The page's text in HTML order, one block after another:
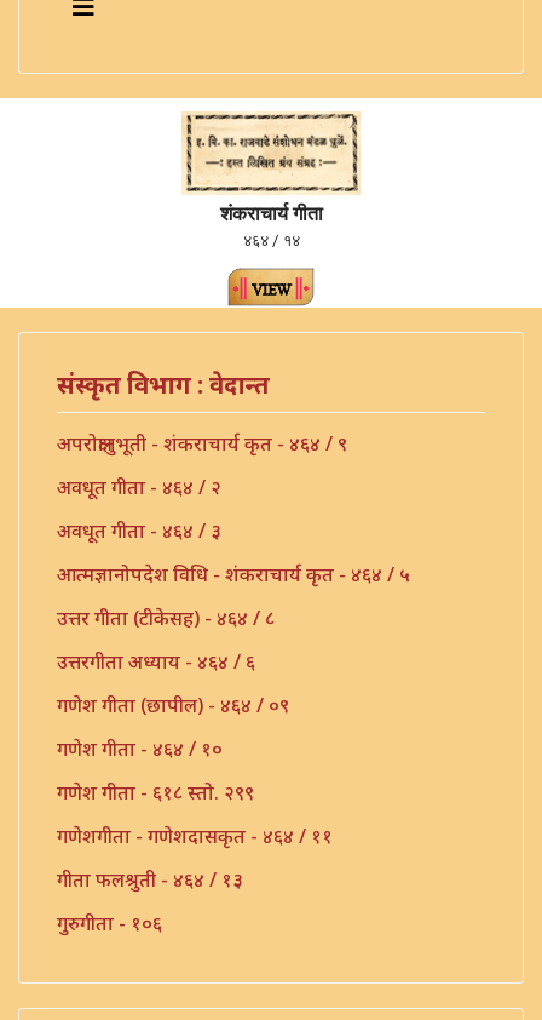
शंकराचार्य गीता
४६४ / १४
संस्कृत विभाग : वेदान्त
अपरोक्षानुभूती - शंकराचार्य कृत - ४६४ / ९
अवधूत गीता - ४६४ / २
अवधूत गीता - ४६४ / ३
आत्मज्ञानोपदेश विधि - शंकराचार्य कृत - ४६४ / ५
उत्तर गीता (टीकेसह) - ४६४ / ८
उत्तरगीता अध्याय - ४६४ / ६
गणेश गीता (छापील) - ४६४ / ०९
गणेश गीता - ४६४ / १०
गणेश गीता - ६१८ स्तो. २९९
गणेशगीता - गणेशदासकृत - ४६४ / ११
गीता फलश्रुती - ४६४ / १३
गुरुगीता - १०६
गौडपाद उत्तरगीता व्याख्या - ४६४ / ७